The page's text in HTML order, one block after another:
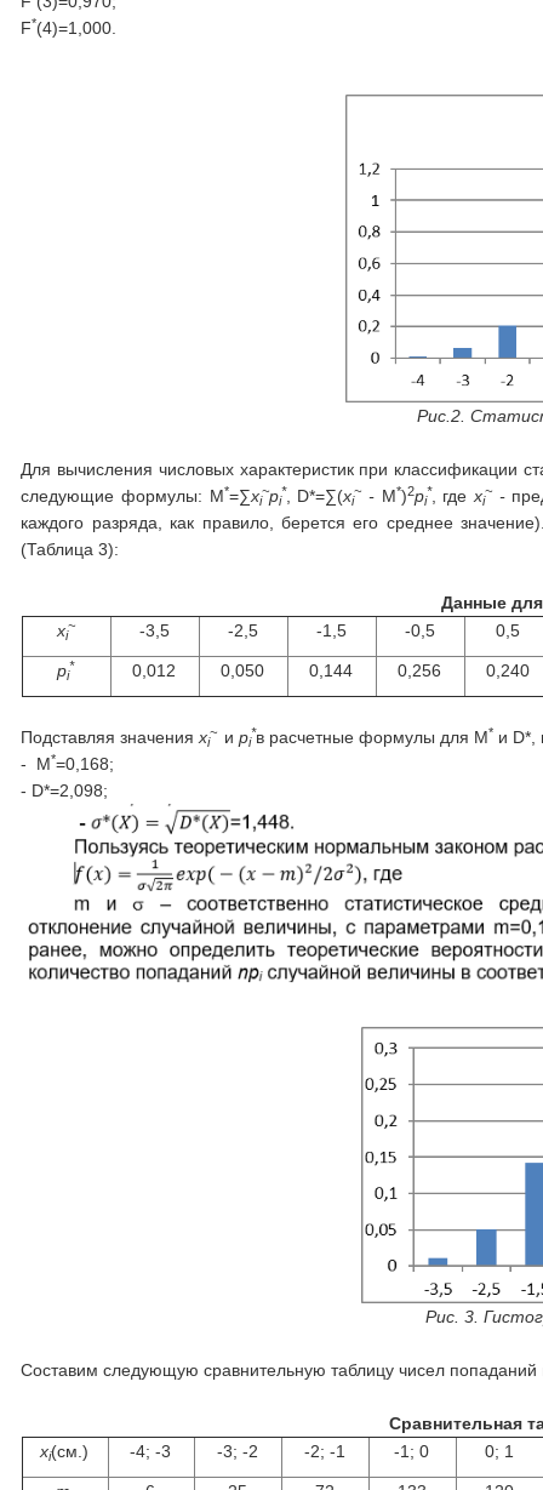
F*(4)=1,000.
Рис.2.
Для вычисления числовых характеристик при классификации
следующие формулы: M*=∑xi
~pi
*, D*=∑(xi
~ - M*)2pi
*, гдеxi
~ -
каждого разряда, как правило, берется его среднее
(Таблица 3):
Данные
xi
~ -3,5 -2,5 -1,5 -0,5 0,5
pi
* 0,012 0,050 0,144 0,256 0,240
Подставляя значенияxi
~ иpi
*в расчетные формулы для M* и D*,
- M*=0,168;
- D*=2,098;
Рис. 3.
Составим следующую сравнительную таблицу чисел
Сравнительная
xi(см.) -4; -3 -3; -2 -2; -1 -1; 0 0; 1